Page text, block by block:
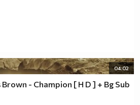
04:02
- Champion [ H D ] + Bg Sub